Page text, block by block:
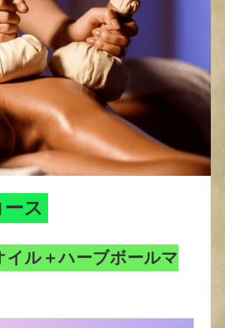
ス
イル＋ハーブボールマ